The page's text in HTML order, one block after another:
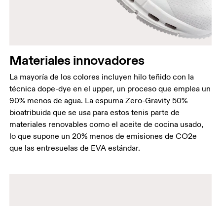
Materiales innovadores
La mayoría de los colores incluyen hilo teñido con la
técnica dope-dye en el upper, un proceso que emplea un
90% menos de agua. La espuma Zero-Gravity 50%
bioatribuida que se usa para estos tenis parte de
materiales renovables como el aceite de cocina usado,
lo que supone un 20% menos de emisiones de CO2e
que las entresuelas de EVA estándar.